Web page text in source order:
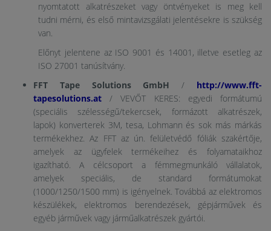
nyomtatott alkatrészeket vagy öntvényeket is meg kell
tudni mérni, és első mintavizsgálati jelentésekre is szükség
van.
Előnyt jelentene az ISO 9001 és 14001, illetve esetleg az
ISO 27001 tanúsítvány.
FFT Tape Solutions GmbH/ http://www.fft-
tapesolutions.at / VEVŐT KERES: egyedi formátumú
(speciális szélességű/tekercsek, formázott alkatrészek,
lapok) konverterek 3M, tesa, Lohmann és sok más márkás
termékekhez. Az FFT az ún. felületvédő fóliák szakértője,
amelyek az ügyfelek termékeihez és folyamataikhoz
igazítható. A célcsoport a fémmegmunkáló vállalatok,
amelyek speciális, de standard formátumokat
(1000/1250/1500 mm) is igényelnek. Továbbá az elektromos
készülékek, elektromos berendezések, gépjárművek és
egyéb járművek vagy járműalkatrészek gyártói.